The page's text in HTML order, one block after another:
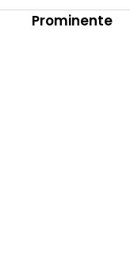
Prominente